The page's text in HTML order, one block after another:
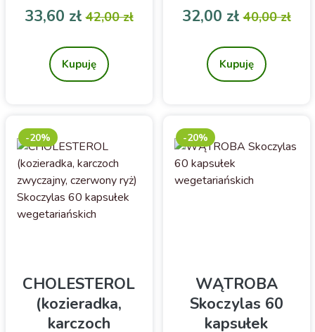
roślinnych w kroplach.
Cena
33,60 złCena podstawowa
42,00 zł
Kupuję
Cena
32,00 złCena
40,00 zł
Kupuję
CHOLESTEROL
(kozieradka,
karczoch
-20%
WĄTROBA
Skoczylas 60
kapsułek
-20%